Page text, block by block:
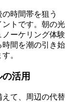
時間帯を狙う
トです。朝の光
ーケリング体験
間を潮の引き始
。
活用
えて、周辺の代替